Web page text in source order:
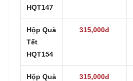
HQT147
Hộp Quà
Tết
HQT154
315,000đ
Hộp Quà
315,000đ